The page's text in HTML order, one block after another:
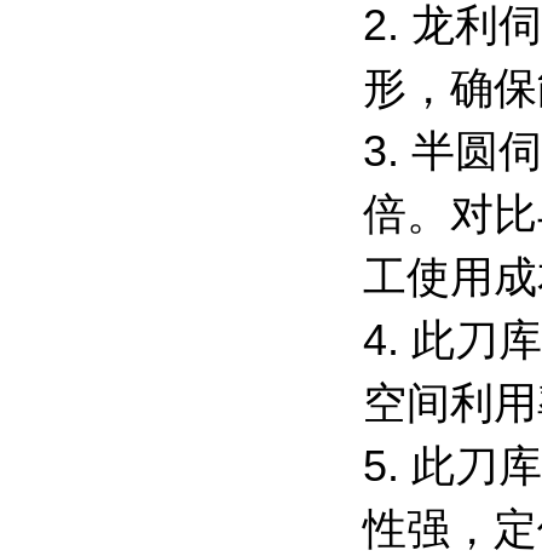
2. 龙利
形，确
3. 半圆
倍。对
工使用
4. 此刀
空间利
5. 此刀
性强，